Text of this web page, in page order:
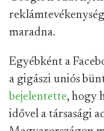
maradna.
Egyébként a
a gigászi uniós
bejelentette, hogy
idővel a társasági